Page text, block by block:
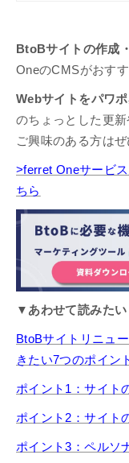
BtoBサイトの作成
OneのCMSがおすす
Webサイトをパワ
のちょっとした更
ご興味のある方は
>ferret Oneサービ
ちら
▼あわせて読みた
BtoBサイトリニュ
きたい7つのポイン
ポイント1：サイト
ポイント2：サイト
ポイント3：ペルソ